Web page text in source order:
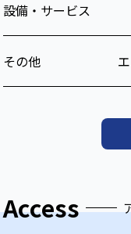
設備・サービス
その他
Access